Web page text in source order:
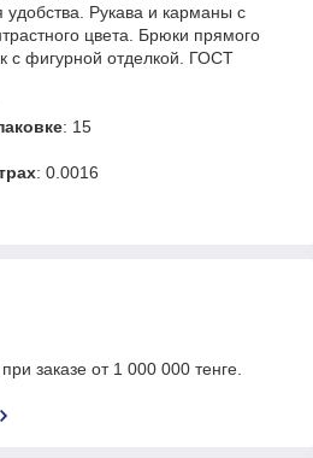
Рукава и карманы с
цвета. Брюки прямого
с фигурной отделкой. ГОСТ
: 15
: 0.0016
заказе от 1 000 000 тенге.